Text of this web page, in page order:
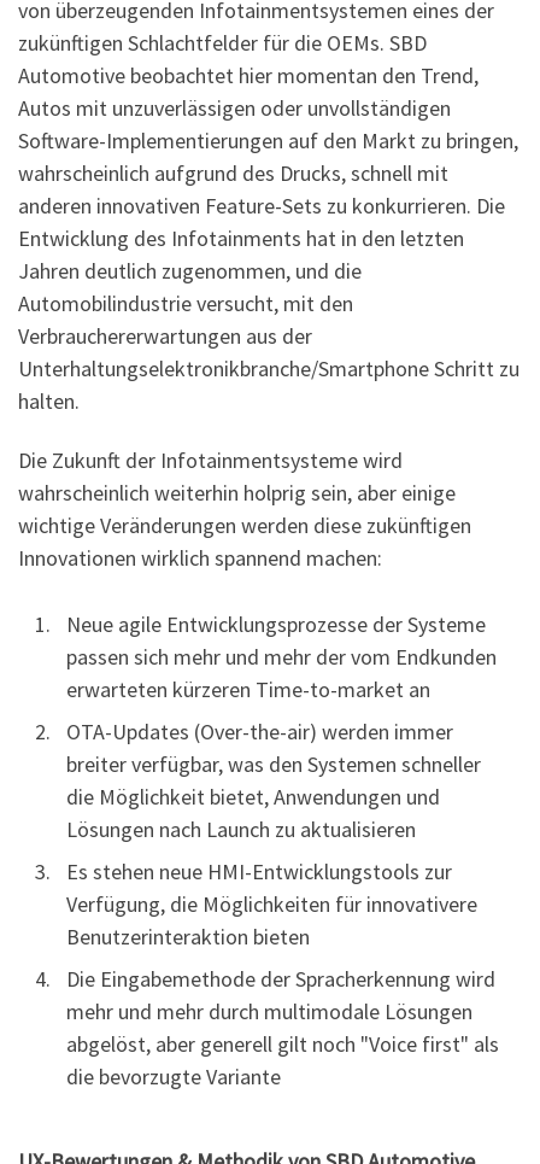
von überzeugenden Infotainmentsystemen eines der
zukünftigen Schlachtfelder für die OEMs. SBD
Automotive beobachtet hier momentan den Trend,
Autos mit unzuverlässigen oder unvollständigen
Software-Implementierungen auf den Markt zu bringen,
wahrscheinlich aufgrund des Drucks, schnell mit
anderen innovativen Feature-Sets zu konkurrieren. Die
Entwicklung des Infotainments hat in den letzten
Jahren deutlich zugenommen, und die
Automobilindustrie versucht, mit den
Verbrauchererwartungen aus der
Unterhaltungselektronikbranche/Smartphone Schritt zu
halten.
Die Zukunft der Infotainmentsysteme wird
wahrscheinlich weiterhin holprig sein, aber einige
wichtige Veränderungen werden diese zukünftigen
Innovationen wirklich spannend machen:
Neue agile Entwicklungsprozesse der Systeme
passen sich mehr und mehr der vom Endkunden
erwarteten kürzeren Time-to-market an
OTA-Updates (Over-the-air) werden immer
breiter verfügbar, was den Systemen schneller
die Möglichkeit bietet, Anwendungen und
Lösungen nach Launch zu aktualisieren
Es stehen neue HMI-Entwicklungstools zur
Verfügung, die Möglichkeiten für innovativere
Benutzerinteraktion bieten
Die Eingabemethode der Spracherkennung wird
mehr und mehr durch multimodale Lösungen
abgelöst, aber generell gilt noch "Voice first" als
die bevorzugte Variante